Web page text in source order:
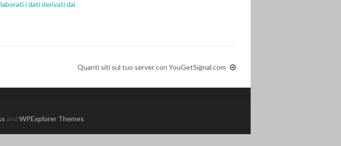
i dati derivati dai
Quanti siti sul tuo server con YouGetSignal.com
and WPExplorer Themes